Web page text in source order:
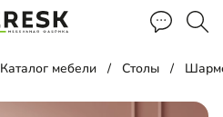
Каталог мебели Столы